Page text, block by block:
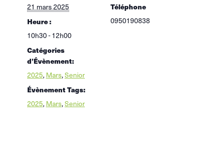
21 mars 2025
Heure :
10h30 - 12h00
Catégories
d’Évènement:
2025, Mars,Senior
Évènement Tags:
2025, Mars,Senior
Téléphone
0950190838